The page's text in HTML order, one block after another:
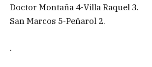
Doctor Montaña 4-Villa Raquel 3.
San Marcos 5-Peñarol 2.
.